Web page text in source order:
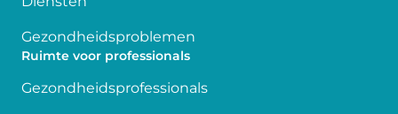
Gezondheidsproblemen
Ruimte voor professionals
Gezondheidsprofessionals